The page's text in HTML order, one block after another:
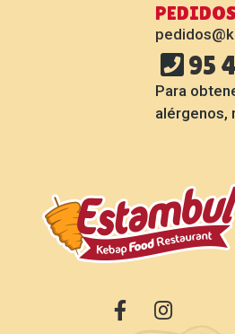
PEDIDOS
95
Para
alérgenos,